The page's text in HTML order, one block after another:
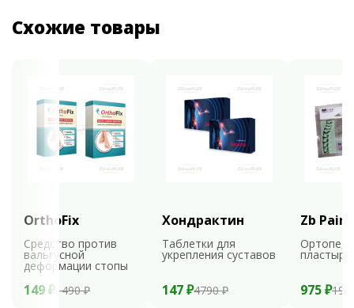
Схожие товары
OrthoFix
Средство против
вальгусной
деформации стопы
149 ₽ 1490 ₽
Хондрактин
Таблетки для
укрепления суставов
147 ₽4790 ₽
Zb Pain
пластыри
975 ₽